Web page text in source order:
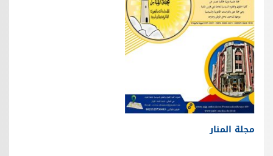
مجلة المنار